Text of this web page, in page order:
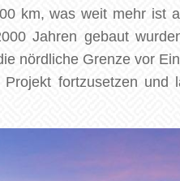
km, was weit mehr ist
Jahren gebaut
nördliche Grenze vor
fortzusetzen und